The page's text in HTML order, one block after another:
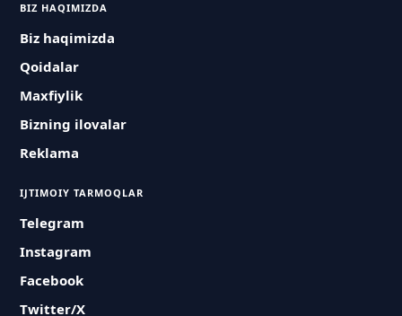
BIZ HAQIMIZDA
Biz haqimizda
Qoidalar
Maxfiylik
Bizning ilovalar
Reklama
IJTIMOIY TARMOQLAR
Telegram
Instagram
Facebook
Twitter/X